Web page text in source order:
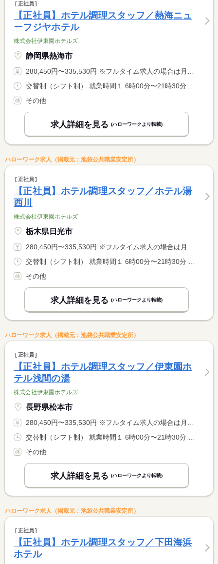
正社員
【正社員】ホテル調理スタッフ／熱海ニュ
ーフジヤホテル
株式会社伊東園ホテルズ
静岡県熱海市
280,450円〜335,530円 ※フルタイム求人の場合は月額（換算額）、パート求人の場合は時間額を表示しています。
その他
求人詳細を見る (ハローワークより転載)
ハローワーク求人（掲載元：池袋公共職業安定所）
正社員
【正社員】ホテル調理スタッフ／ホテル湯
西川
株式会社伊東園ホテルズ
栃木県日光市
280,450円〜335,530円 ※フルタイム求人の場合は月額（換算額）、パート求人の場合は時間額を表示しています。
その他
求人詳細を見る (ハローワークより転載)
ハローワーク求人（掲載元：池袋公共職業安定所）
正社員
【正社員】ホテル調理スタッフ／伊東園ホ
テル浅間の湯
株式会社伊東園ホテルズ
長野県松本市
280,450円〜335,530円 ※フルタイム求人の場合は月額（換算額）、パート求人の場合は時間額を表示しています。
その他
求人詳細を見る (ハローワークより転載)
ハローワーク求人（掲載元：池袋公共職業安定所）
正社員
【正社員】ホテル調理スタッフ／下田海浜
ホテル